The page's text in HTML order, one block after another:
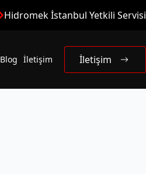
Hidromek İstanbul Yetkili Servisi
Blog İletişim İletişim